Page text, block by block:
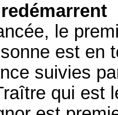
le
est en
suivies
qui est